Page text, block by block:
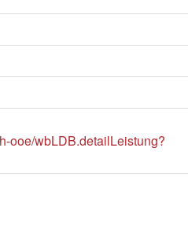
ooe/wbLDB.detailLeistung?